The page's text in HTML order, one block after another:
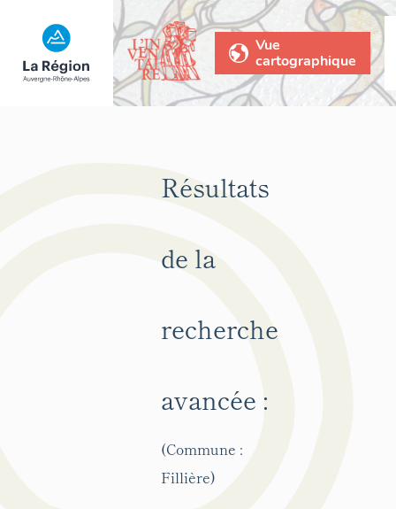
Vue
cartographique
Résultats
de la
recherche
avancée :
(Commune :
Fillière)